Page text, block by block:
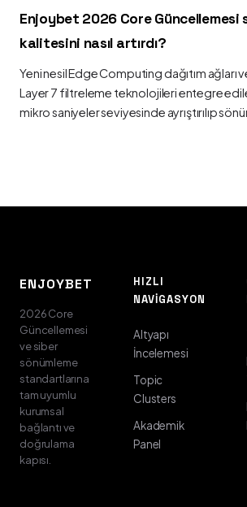
Enjoybet 2026 Core Güncellemesi
kalitesini nasıl artırdı?
Yeni nesil Edge Computing dağıtım ağları
Layer 7 filtreleme teknolojileri entegre
mikro saniyeler seviyesinde ayrıştırılıp
ENJOYBET
2026 Core
Güncellemesi
ve siber
sönümleme
standartlarına
tam uyumlu
kurumsal
bağlantı ve
doğrulama
kapısı.
HIZLI
NAVIGASYON
Altyapı
İncelemesi
Topic
Clusters
Akademik
Panel